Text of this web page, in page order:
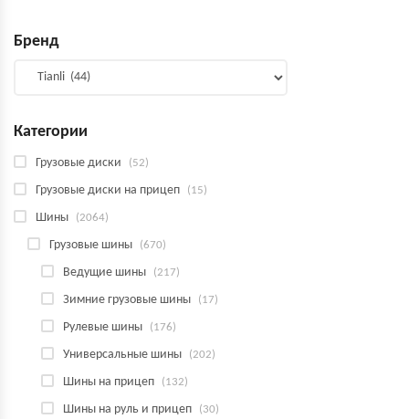
Бренд
Категории
Грузовые диски (52)
Грузовые диски на прицеп (15)
Шины (2064)
Грузовые шины (670)
Ведущие шины (217)
Зимние грузовые шины (17)
Рулевые шины (176)
Универсальные шины (202)
Шины на прицеп (132)
Шины на руль и прицеп (30)